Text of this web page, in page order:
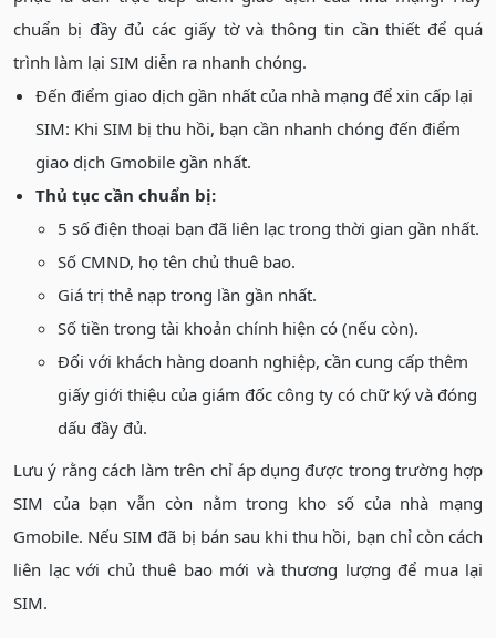
chuẩn bị đầy đủ các giấy tờ và thông tin cần thiết để quá
trình làm lại SIM diễn ra nhanh chóng.
Đến điểm giao dịch gần nhất của nhà mạng để xin cấp lại
SIM: Khi SIM bị thu hồi, bạn cần nhanh chóng đến điểm
giao dịch Gmobile gần nhất.
Thủ tục cần chuẩn bị:
5 số điện thoại bạn đã liên lạc trong thời gian gần nhất.
Số CMND, họ tên chủ thuê bao.
Giá trị thẻ nạp trong lần gần nhất.
Số tiền trong tài khoản chính hiện có (nếu còn).
Đối với khách hàng doanh nghiệp, cần cung cấp thêm
giấy giới thiệu của giám đốc công ty có chữ ký và đóng
dấu đầy đủ.
Lưu ý rằng cách làm trên chỉ áp dụng được trong trường hợp
SIM của bạn vẫn còn nằm trong kho số của nhà mạng
Gmobile. Nếu SIM đã bị bán sau khi thu hồi, bạn chỉ còn cách
liên lạc với chủ thuê bao mới và thương lượng để mua lại
SIM.